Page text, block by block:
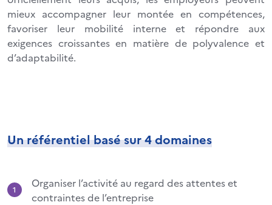
mieux accompagner leur montée en compétences,
favoriser leur mobilité interne et répondre aux
exigences croissantes en matière de polyvalence et
d’adaptabilité.
Un référentiel basé sur 4 domaines
Organiser l’activité au regard des attentes et
contraintes de l’entreprise